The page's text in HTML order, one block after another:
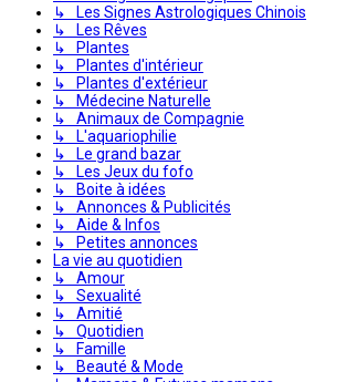
↳ Les Signes Astrologiques Chinois
↳ Les Rêves
↳ Plantes
↳ Plantes d'intérieur
↳ Plantes d'extérieur
↳ Médecine Naturelle
↳ Animaux de Compagnie
↳ L'aquariophilie
↳ Le grand bazar
↳ Les Jeux du fofo
↳ Boite à idées
↳ Annonces & Publicités
↳ Aide & Infos
↳ Petites annonces
La vie au quotidien
↳ Amour
↳ Sexualité
↳ Amitié
↳ Quotidien
↳ Famille
↳ Beauté & Mode